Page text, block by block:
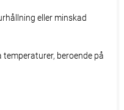
eller minskad
beroende på